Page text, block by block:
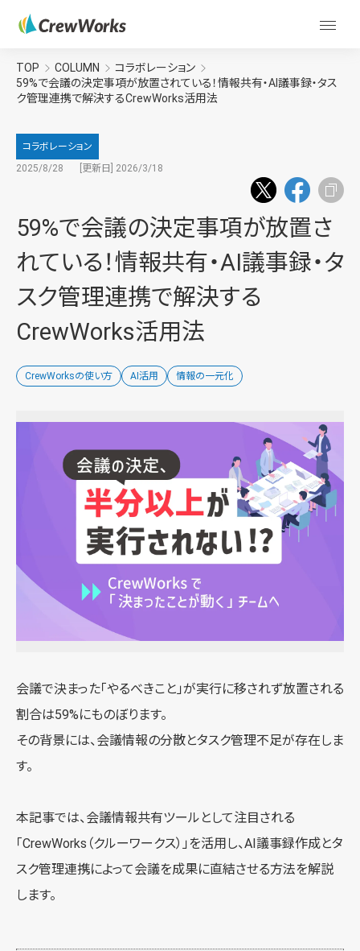
TOP COLUMN
コラボレーション
59%で会議の決定事項が放置されている！情報共有・AI議事録・タス
ク管理連携で解決するCrewWorks活用法
コラボレーション
2025/8/28
[更新日] 2026/3/18
59%で会議の決定事項が放置さ
れている！情報共有・AI議事録・タ
スク管理連携で解決する
CrewWorks活用法
CrewWorksの使い方 AI活用 情報の一元化
会議で決まった「やるべきこと」が実行に移されず放置される
割合は59%にものぼります。
その背景には、会議情報の分散とタスク管理不足が存在しま
す。
本記事では、会議情報共有ツールとして注目される
「CrewWorks（クルーワークス）」を活用し、AI議事録作成とタ
スク管理連携によって会議を成果に直結させる方法を解説
します。